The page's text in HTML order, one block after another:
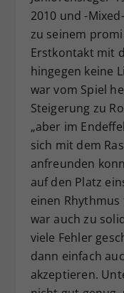
2010 und -
zu seinem
Erstkontakt mit
hingegen keine
war vom Spiel
Steigerung zu
„aber im
sich mit dem
anfreunden
auf den Platz
einen
war auch zu
viele Fehler
dann einfach
akzeptieren.